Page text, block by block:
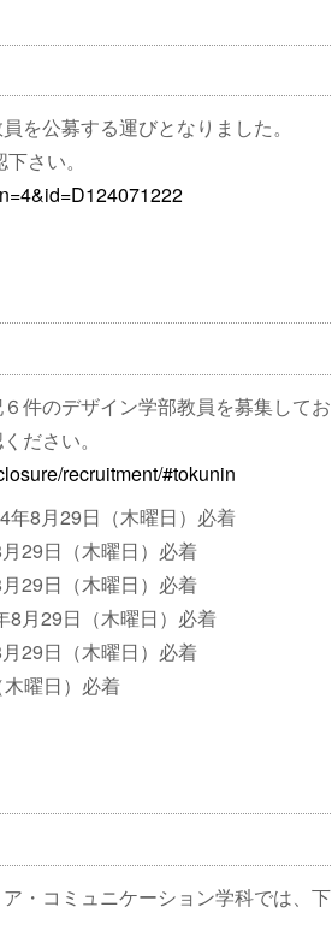
を公募する運びとなりました。
さい。
件のデザイン学部教員を募集してお
ださい。
recruitment/#tokunin
年8月29日（木曜日）必着
29日（木曜日）必着
29日（木曜日）必着
8月29日（木曜日）必着
29日（木曜日）必着
曜日）必着
・コミュニケーション学科では、下